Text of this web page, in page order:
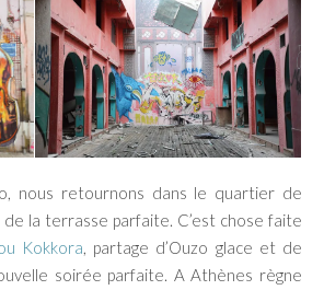
nous retournons dans le quartier de
de la terrasse parfaite. C’est chose faite
Kokkora, partage d’Ouzo glace et de
soirée parfaite. A Athènes règne